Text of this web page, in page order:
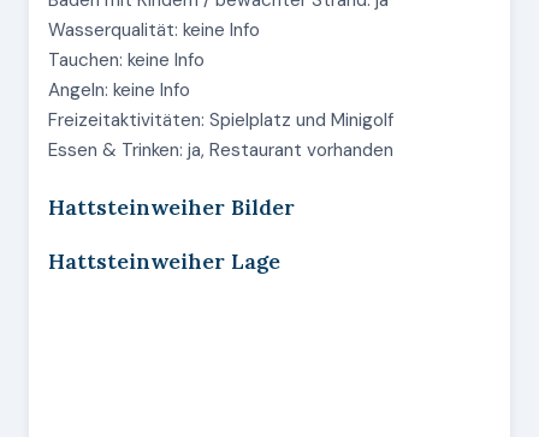
Wasserqualität: keine Info
Tauchen: keine Info
Angeln: keine Info
Freizeitaktivitäten: Spielplatz und Minigolf
Essen & Trinken: ja, Restaurant vorhanden
Hattsteinweiher Bilder
Hattsteinweiher Lage